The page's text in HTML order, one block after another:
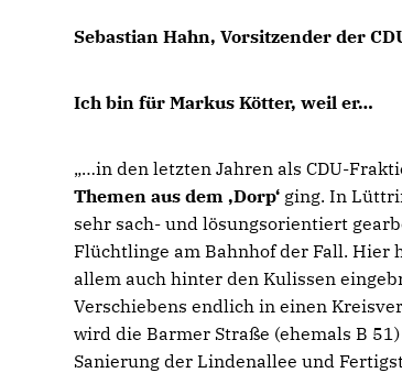
Sebastian Hahn, Vorsitzender der
Ich bin für Markus Kötter, weil er
in den letzten Jahren als CDU-
Themen aus dem ‚Dorp‘ ging. In
sehr sach- und lösungsorientiert
Flüchtlinge am Bahnhof der Fall.
allem auch hinter den Kulissen
Verschiebens endlich in einen
wird die Barmer Straße (ehemals B
Sanierung der Lindenallee und